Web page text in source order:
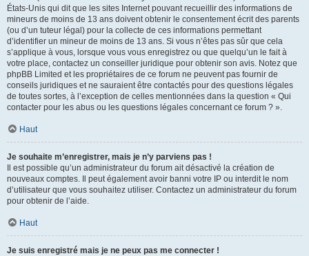
États-Unis qui dit que les sites Internet pouvant recueillir des informations de
mineurs de moins de 13 ans doivent obtenir le consentement écrit des parents
(ou d’un tuteur légal) pour la collecte de ces informations permettant
d’identifier un mineur de moins de 13 ans. Si vous n’êtes pas sûr que cela
s’applique à vous, lorsque vous vous enregistrez ou que quelqu’un le fait à
votre place, contactez un conseiller juridique pour obtenir son avis. Notez que
phpBB Limited et les propriétaires de ce forum ne peuvent pas fournir de
conseils juridiques et ne sauraient être contactés pour des questions légales
de toutes sortes, à l’exception de celles mentionnées dans la question « Qui
contacter pour les abus ou les questions légales concernant ce forum ? ».
Haut
Je souhaite m’enregistrer, mais je n’y parviens pas !
Il est possible qu’un administrateur du forum ait désactivé la création de
nouveaux comptes. Il peut également avoir banni votre IP ou interdit le nom
d’utilisateur que vous souhaitez utiliser. Contactez un administrateur du forum
pour obtenir de l’aide.
Haut
Je suis enregistré mais je ne peux pas me connecter !